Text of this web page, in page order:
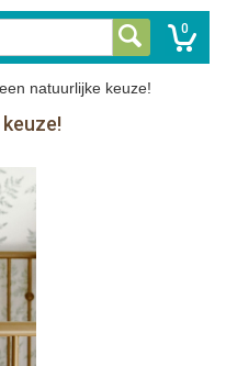
0
natuurlijke keuze!